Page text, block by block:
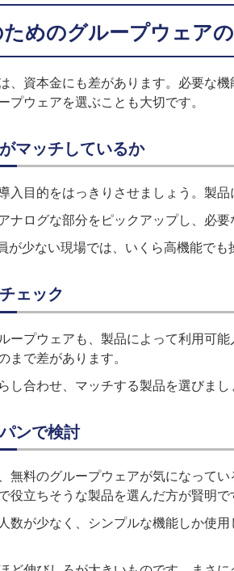
ためのグループウェア
、資本金にも差があります。必要な
プウェアを選ぶことも大切です。
マッチしているか
入目的をはっきりさせましょう。製品
ナログな部分をピックアップし、必
が少ない現場では、いくら高機能で
ェック
ープウェアも、製品によって利用可
まで差があります。
し合わせ、マッチする製品を選びまし
ンで検討
無料のグループウェアが気になって
役立ちそうな製品を選んだ方が賢明で
数が少なく、シンプルな機能しか使